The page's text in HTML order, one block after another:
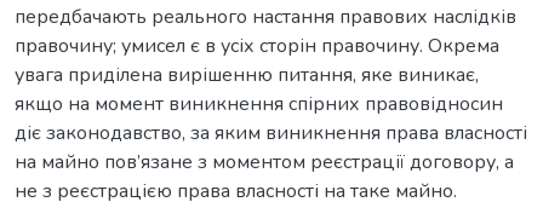
передбачають реального настання правових наслідків
правочину; умисел є в усіх сторін правочину. Окрема
увага приділена вирішенню питання, яке виникає,
якщо на момент виникнення спірних правовідносин
діє законодавство, за яким виникнення права власності
на майно пов’язане з моментом реєстрації договору, а
не з реєстрацією права власності на таке майно.